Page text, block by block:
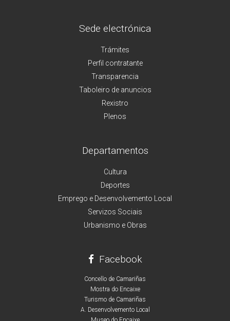
Sede electrónica
Trámites
Perfil contratante
Transparencia
Taboleiro de anuncios
Rexistro
Plenos
Departamentos
Cultura
Deportes
Emprego e Desenvolvemento Local
Servizos Sociais
Urbanismo e Obras
Facebook
Concello de Camariñas
Mostra do Encaixe
Turismo de Camariñas
A. Desenvolvemento Local